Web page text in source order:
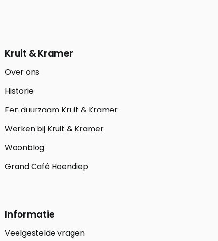
Kruit & Kramer
Over ons
Historie
Een duurzaam Kruit & Kramer
Werken bij Kruit & Kramer
Woonblog
Grand Café Hoendiep
Informatie
Veelgestelde vragen